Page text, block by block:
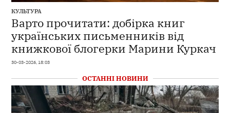
КУЛЬТУРА
Варто прочитати: добірка книг
українських письменників від
книжкової блогерки Марини Куркач
30-03-2026, 18:03
ОСТАННІ НОВИНИ